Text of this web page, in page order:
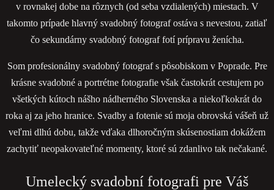
v rovnakej dobe na rôznych (od seba vzdialených) miestach. V
takomto prípade hlavný svadobný fotograf ostáva s nevestou, zatiaľ
čo sekundárny svadobný fotograf fotí prípravu ženícha.
Som profesionálny svadobný fotograf s pôsobiskom v Poprade. Pre
krásne svadobné a portrétne fotografie však častokrát cestujem po
všetkých kútoch nášho nádherného Slovenska a niekoľkokrát do
roka aj za jeho hranice. Svadby a fotenie sú moja obrovská vášeň už
veľmi dlhú dobu, takže vďaka dlhoročným skúsenostiam dokážem
zachytiť neopakovateľné momenty, ktoré sú zdanlivo tak nečakané.
Umelecký svadobní fotografi pre Váš